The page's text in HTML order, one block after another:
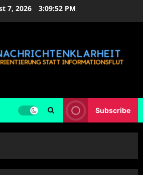
7, 2026 3:09:53 PM
Subscribe